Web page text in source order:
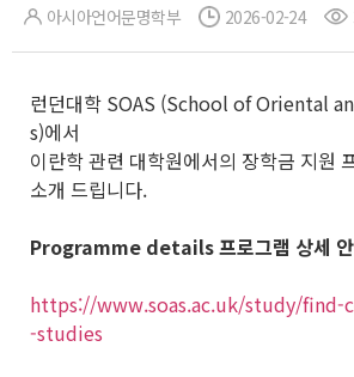
아시아언어문명학부 2026-02-24
런던대학 SOAS (School of Oriental
s)에서
이란학 관련 대학원에서의 장학금 지원
소개 드립니다.
Programme details 프로그램 상세
https://www.soas.ac.uk/study/find-
-studies